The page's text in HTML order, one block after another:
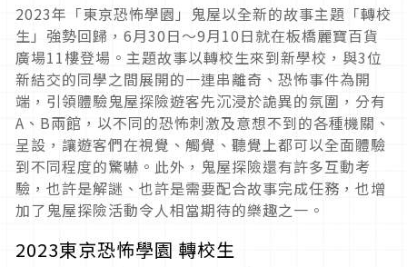
2023年「東京恐怖學園」鬼屋以全新的故事主題「轉校
生」強勢回歸，6月30日～9月10日就在板橋麗寶百貨
廣場11樓登場。主題故事以轉校生來到新學校，與3位
新結交的同學之間展開的一連串離奇、恐怖事件為開
端，引領體驗鬼屋探險遊客先沉浸於詭異的氛圍，分有
A、B兩館，以不同的恐怖刺激及意想不到的各種機關、
呈設，讓遊客們在視覺、觸覺、聽覺上都可以全面體驗
到不同程度的驚嚇。此外，鬼屋探險還有許多互動考
驗，也許是解謎、也許是需要配合故事完成任務，也增
加了鬼屋探險活動令人相當期待的樂趣之一。
2023東京恐怖學園 轉校生